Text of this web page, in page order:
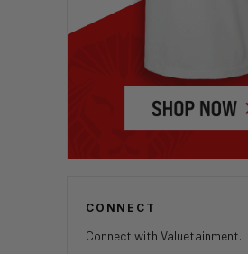
CONNECT
Connect with Valuetainment.